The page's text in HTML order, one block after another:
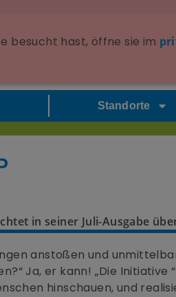
Standorte
in seiner Juli-Ausgabe
anstoßen und
Ja, er kann! „Die Initiative
hinschauen, und
besucht hast, öffne sie im